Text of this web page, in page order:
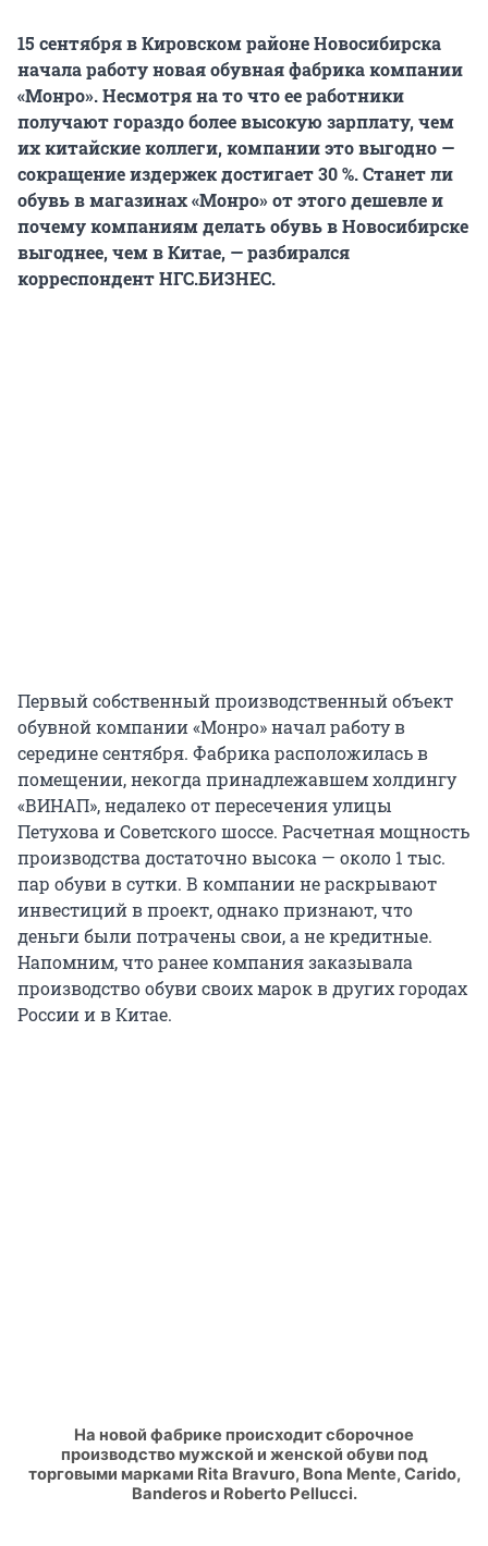
15 сентября в Кировском районе Новосибирска
начала работу новая обувная фабрика компании
«Монро». Несмотря на то что ее работники
получают гораздо более высокую зарплату, чем
их китайские коллеги, компании это выгодно —
сокращение издержек достигает 30 %. Станет ли
обувь в магазинах «Монро» от этого дешевле и
почему компаниям делать обувь в Новосибирске
выгоднее, чем в Китае, — разбирался
корреспондент НГС.БИЗНЕС.
Первый собственный производственный объект
обувной компании «Монро» начал работу в
середине сентября. Фабрика расположилась в
помещении, некогда принадлежавшем холдингу
«ВИНАП», недалеко от пересечения улицы
Петухова и Советского шоссе. Расчетная мощность
производства достаточно высока — около 1 тыс.
пар обуви в сутки. В компании не раскрывают
инвестиций в проект, однако признают, что
деньги были потрачены свои, а не кредитные.
Напомним, что ранее компания заказывала
производство обуви своих марок в других городах
России и в Китае.
На новой фабрике происходит сборочное
производство мужской и женской обуви под
торговыми марками Rita Bravuro, Bona Mente, Carido,
Banderos и Roberto Pellucci.